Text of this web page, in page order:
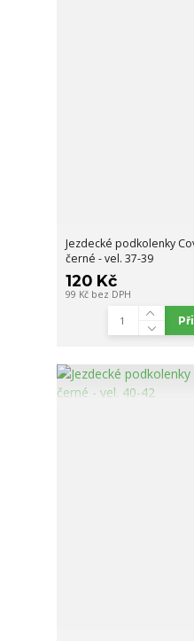
Jezdecké podkolenky
černé - vel. 37-39
120 Kč
99 Kč bez DPH